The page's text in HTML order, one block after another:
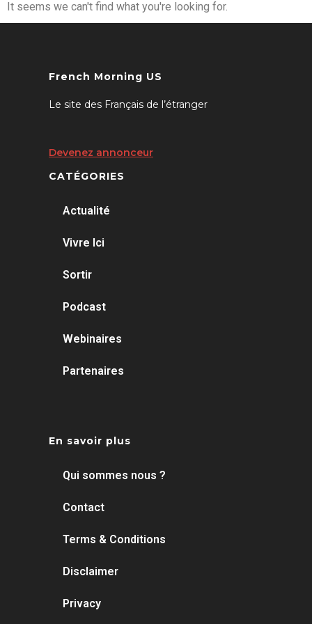
It seems we can't find what you're looking for.
French Morning US
Le site des Français de l’étranger
Devenez annonceur
CATÉGORIES
Actualité
Vivre Ici
Sortir
Podcast
Webinaires
Partenaires
En savoir plus
Qui sommes nous ?
Contact
Terms & Conditions
Disclaimer
Privacy